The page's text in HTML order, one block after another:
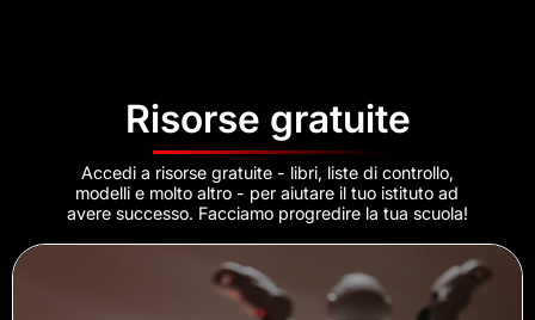
Risorse gratuite
Accedi a risorse gratuite - libri, liste di controllo,
modelli e molto altro - per aiutare il tuo istituto ad
avere successo. Facciamo progredire la tua scuola!